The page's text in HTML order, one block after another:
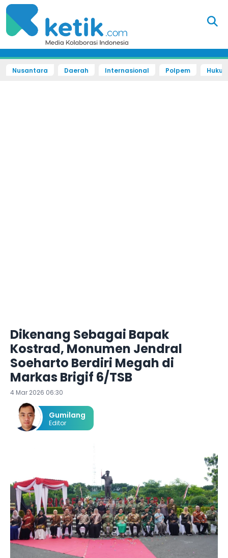
Nusantara Daerah Internasional Polpem
Dikenang Sebagai Bapak
Kostrad, Monumen Jendral
Soeharto Berdiri Megah di
Markas Brigif 6/TSB
4 Mar 2026 06:30
Gumilang
Editor